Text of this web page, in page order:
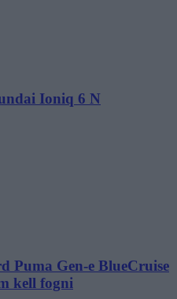
Ioniq 6 N
Puma Gen-e BlueCruise
kell fogni